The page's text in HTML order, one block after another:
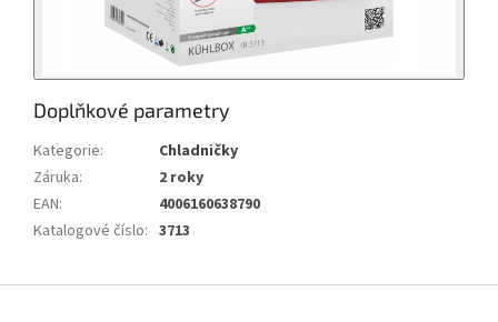
Doplňkové parametry
Kategorie:
Chladničky
Záruka:
2 roky
EAN:
4006160638790
Katalogové číslo: 3713